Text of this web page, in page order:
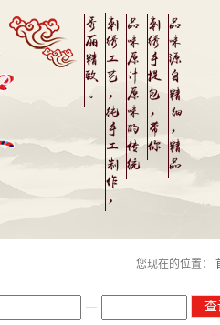
您现在的位置：
— 查